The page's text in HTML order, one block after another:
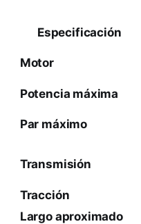
Especificación
Motor
Potencia máxima
Par máximo
Transmisión
Tracción
Largo aproximado